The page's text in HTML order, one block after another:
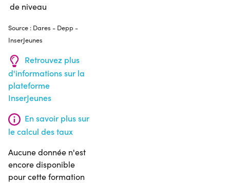
de niveau
Source : Dares - Depp -
InserJeunes
Retrouvez plus
d'informations sur la
plateforme
InserJeunes
En savoir plus sur
le calcul des taux
Aucune donnée n'est
encore disponible
pour cette formation